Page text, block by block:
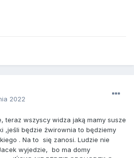
2022
teraz wszyscy widza jaką mamy susze
,jeśli będzie żwirownia to będziemy
. Na to się zanosi. Ludzie nie
wyjedzie, bo ma domy